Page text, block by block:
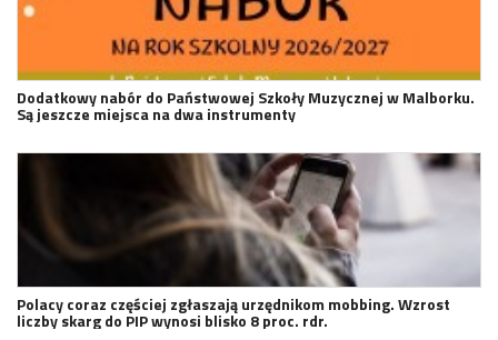
Dodatkowy nabór do Państwowej Szkoły Muzycznej w Malborku.
Są jeszcze miejsca na dwa instrumenty
Polacy coraz częściej zgłaszają urzędnikom mobbing. Wzrost
liczby skarg do PIP wynosi blisko 8 proc. rdr.